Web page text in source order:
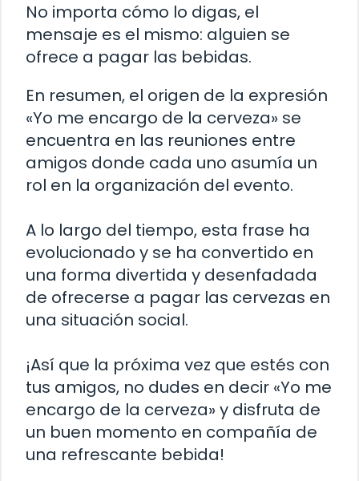
No importa cómo lo digas, el
mensaje es el mismo: alguien se
ofrece a pagar las bebidas.
En resumen, el origen de la expresión
«Yo me encargo de la cerveza» se
encuentra en las reuniones entre
amigos donde cada uno asumía un
rol en la organización del evento.
A lo largo del tiempo, esta frase ha
evolucionado y se ha convertido en
una forma divertida y desenfadada
de ofrecerse a pagar las cervezas en
una situación social.
¡Así que la próxima vez que estés con
tus amigos, no dudes en decir «Yo me
encargo de la cerveza» y disfruta de
un buen momento en compañía de
una refrescante bebida!